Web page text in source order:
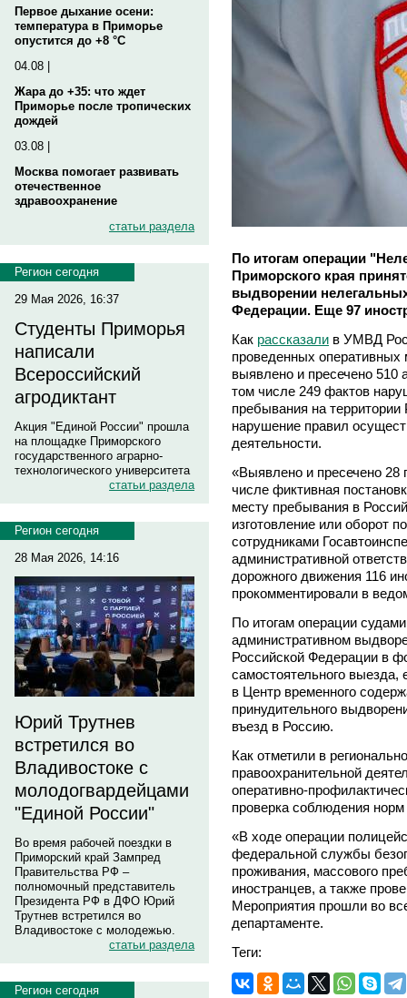
Первое дыхание осени:
температура в Приморье
опустится до +8 °C
04.08 |
Жара до +35: что ждет
Приморье после тропических
дождей
03.08 |
Москва помогает развивать
отечественное
здравоохранение
статьи раздела
Регион сегодня
29 Мая 2026, 16:37
Студенты Приморья
написали
Всероссийский
агродиктант
Акция "Единой России" прошла
на площадке Приморского
государственного аграрно-
технологического университета
статьи раздела
Регион сегодня
28 Мая 2026, 14:16
Юрий Трутнев
встретился во
Владивостоке с
молодогвардейцами
"Единой России"
Во время рабочей поездки в
Приморский край Зампред
Правительства РФ –
полномочный представитель
Президента РФ в ДФО Юрий
Трутнев встретился во
Владивостоке с молодежью.
статьи раздела
Регион сегодня
По итогам операции
Приморского края
выдворении
Федерации. Еще 97
Как рассказали в УМВД
проведенных оперативных
выявлено и пресечено 510
том числе 249 фактов
пребывания на
нарушение правил
деятельности.
«Выявлено и пресечено 28
числе фиктивная
месту пребывания в
изготовление или оборот
сотрудниками
административной
дорожного движения 116
прокомментировали в
По итогам операции
административном
Российской Федерации в
самостоятельного
в Центр временного
принудительного
въезд в Россию.
Как отметили в
правоохранительной
оперативно-
проверка соблюдения норм
«В ходе операции
федеральной службы
проживания, массового
иностранцев, а также
Мероприятия прошли во
департаменте.
Теги: